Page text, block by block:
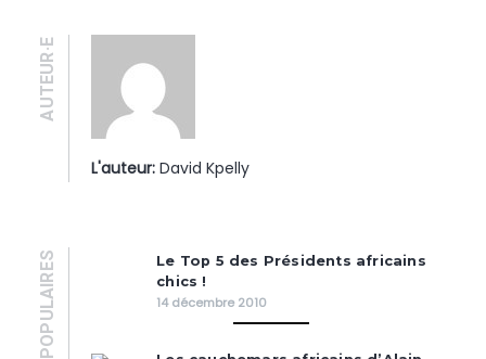
AUTEUR·E
L'auteur: David Kpelly
POPULAIRES
Le Top 5 des Présidents africains
chics !
14 décembre 2010